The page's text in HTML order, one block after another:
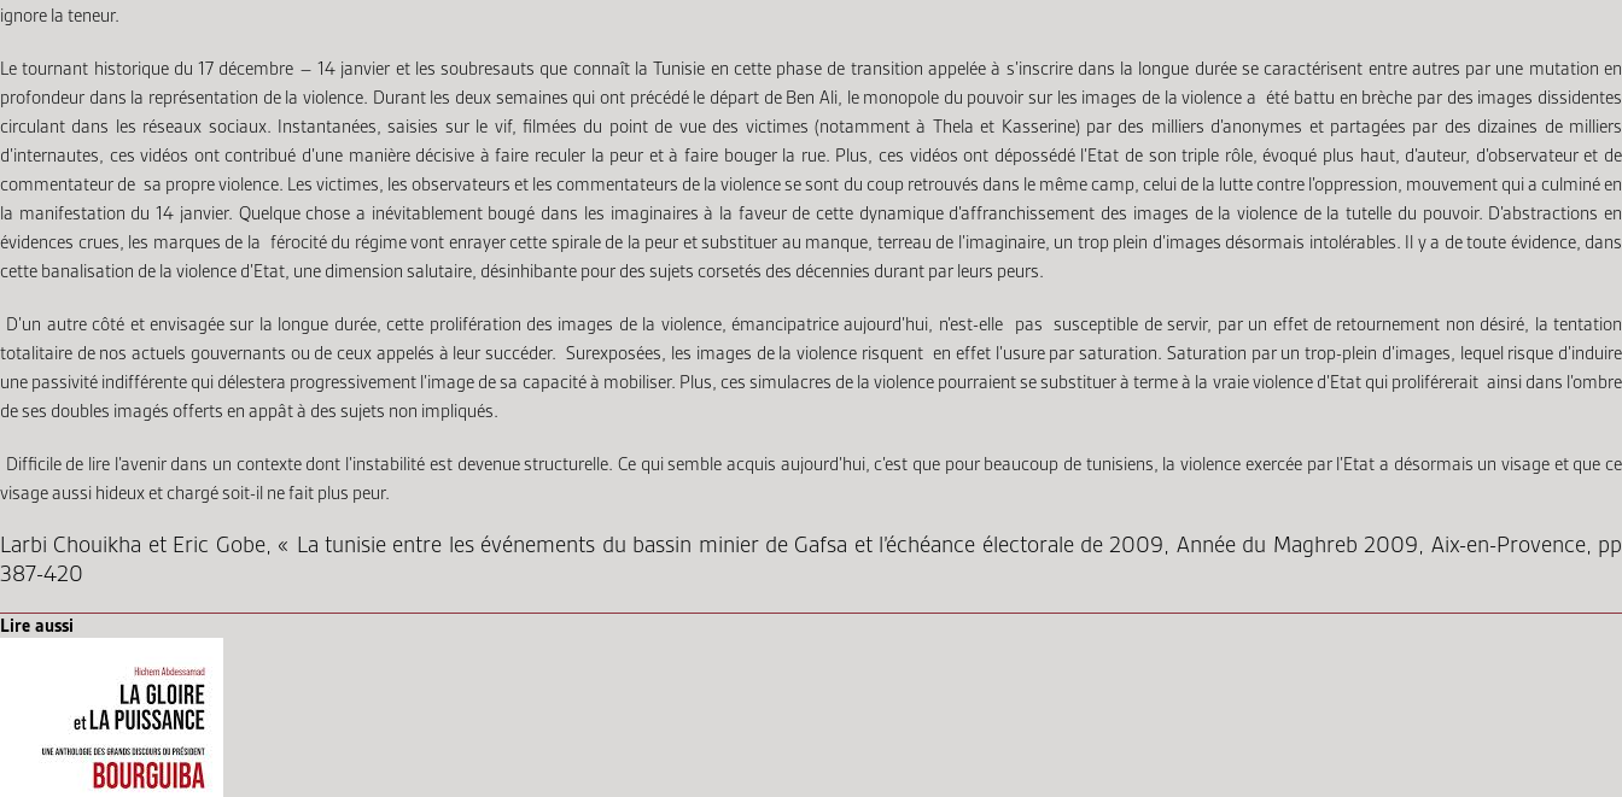
ignore la teneur.
Le tournant historique du 17 décembre – 14 janvier et les soubresauts que connaît la Tunisie en cette phase de transition appelée à s’inscrire dans la longue durée se caractérisent entre autres par une mutation en
profondeur dans la représentation de la violence. Durant les deux semaines qui ont précédé le départ de Ben Ali, le monopole du pouvoir sur les images de la violence a été battu en brèche par des images dissidentes
circulant dans les réseaux sociaux. Instantanées, saisies sur le vif, filmées du point de vue des victimes (notamment à Thela et Kasserine) par des milliers d’anonymes et partagées par des dizaines de milliers
d’internautes, ces vidéos ont contribué d’une manière décisive à faire reculer la peur et à faire bouger la rue. Plus, ces vidéos ont dépossédé l’Etat de son triple rôle, évoqué plus haut, d’auteur, d’observateur et de
commentateur de sa propre violence. Les victimes, les observateurs et les commentateurs de la violence se sont du coup retrouvés dans le même camp, celui de la lutte contre l’oppression, mouvement qui a culminé en
la manifestation du 14 janvier. Quelque chose a inévitablement bougé dans les imaginaires à la faveur de cette dynamique d’affranchissement des images de la violence de la tutelle du pouvoir. D’abstractions en
évidences crues, les marques de la férocité du régime vont enrayer cette spirale de la peur et substituer au manque, terreau de l’imaginaire, un trop plein d’images désormais intolérables. Il y a de toute évidence, dans
cette banalisation de la violence d’Etat, une dimension salutaire, désinhibante pour des sujets corsetés des décennies durant par leurs peurs.
D’un autre côté et envisagée sur la longue durée, cette prolifération des images de la violence, émancipatrice aujourd’hui, n’est-elle pas susceptible de servir, par un effet de retournement non désiré, la tentation
totalitaire de nos actuels gouvernants ou de ceux appelés à leur succéder. Surexposées, les images de la violence risquent en effet l’usure par saturation. Saturation par un trop-plein d’images, lequel risque d’induire
une passivité indifférente qui délestera progressivement l’image de sa capacité à mobiliser. Plus, ces simulacres de la violence pourraient se substituer à terme à la vraie violence d’Etat qui proliférerait ainsi dans l’ombre
de ses doubles imagés offerts en appât à des sujets non impliqués.
Difficile de lire l’avenir dans un contexte dont l’instabilité est devenue structurelle. Ce qui semble acquis aujourd’hui, c’est que pour beaucoup de tunisiens, la violence exercée par l’Etat a désormais un visage et que ce
visage aussi hideux et chargé soit-il ne fait plus peur.
Larbi Chouikha et Eric Gobe, « La tunisie entre les événements du bassin minier de Gafsa et l’échéance électorale de 2009, Année du Maghreb 2009, Aix-en-Provence, pp
387-420
Lire aussi